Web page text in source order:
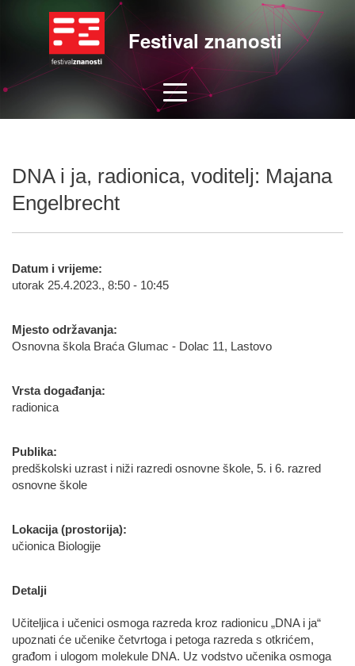
Festival znanosti
DNA i ja, radionica, voditelj: Majana
Engelbrecht
Datum i vrijeme:
utorak 25.4.2023., 8:50 - 10:45
Mjesto održavanja:
Osnovna škola Braća Glumac - Dolac 11, Lastovo
Vrsta događanja:
radionica
Publika:
predškolski uzrast i niži razredi osnovne škole, 5. i 6. razred
osnovne škole
Lokacija (prostorija):
učionica Biologije
Detalji
Učiteljica i učenici osmoga razreda kroz radionicu „DNA i ja“
upoznati će učenike četvrtoga i petoga razreda s otkrićem,
građom i ulogom molekule DNA. Uz vodstvo učenika osmoga